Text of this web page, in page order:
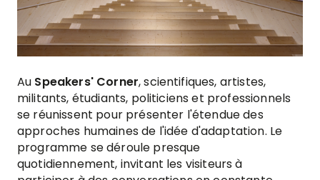
Au Speakers' Corner, scientifiques, artistes,
militants, étudiants, politiciens et professionnels
se réunissent pour présenter l'étendue des
approches humaines de l'idée d'adaptation. Le
programme se déroule presque
quotidiennement, invitant les visiteurs à